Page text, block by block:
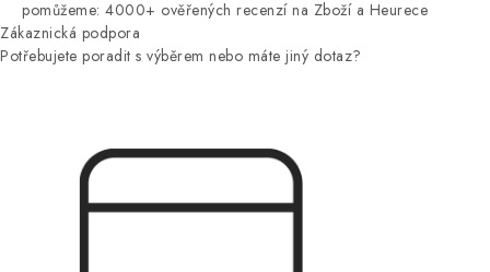
pomůžeme: 4000+ ověřených recenzí na Zboží a Heurece
Zákaznická podpora
Potřebujete poradit s výběrem nebo máte jiný dotaz?